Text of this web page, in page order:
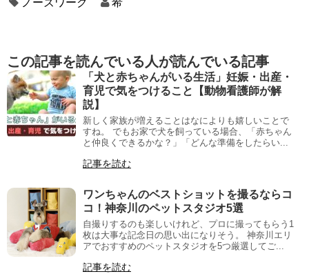
ノーズワーク 希
この記事を読んでいる人が読んでいる記事
「犬と赤ちゃんがいる生活」妊娠・出産・
育児で気をつけること【動物看護師が解
説】
新しく家族が増えることはなによりも嬉しいことで
すね。 でもお家で犬を飼っている場合、「赤ちゃん
と仲良くできるかな？」「どんな準備をしたらい...
記事を読む
ワンちゃんのベストショットを撮るならコ
コ！神奈川のペットスタジオ5選
自撮りするのも楽しいけれど、プロに撮ってもらう1
枚は大事な記念日の思い出になりそう。 神奈川エリ
アでおすすめのペットスタジオを5つ厳選してご...
記事を読む